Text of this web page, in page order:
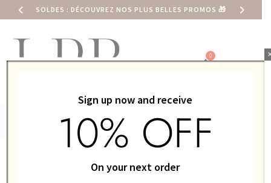
SOLDES : DÉCOUVREZ NOS PLUS BELLES PROMOS 🎁
0,00€
40 AUTOMATIQUE VERRE SAPHIR
Sign up now and receive
10% OFF
On your next order